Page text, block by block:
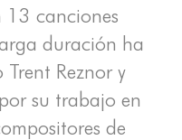
13 canciones
duración ha
Reznor y
su trabajo en
de